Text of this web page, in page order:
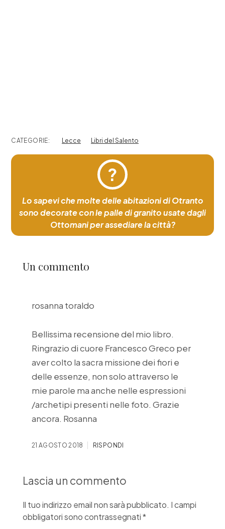
CATEGORIE: Lecce Libri del Salento
?
Lo sapevi che molte delle abitazioni di Otranto
sono decorate con le palle di granito usate dagli
Ottomani per assediare la città?
Un commento
rosanna toraldo
Bellissima recensione del mio libro.
Ringrazio di cuore Francesco Greco per
aver colto la sacra missione dei fiori e
delle essenze, non solo attraverso le
mie parole ma anche nelle espressioni
/archetipi presenti nelle foto. Grazie
ancora. Rosanna
21 AGOSTO 2018 RISPONDI
Lascia un commento
Il tuo indirizzo email non sarà pubblicato. I campi
obbligatori sono contrassegnati*